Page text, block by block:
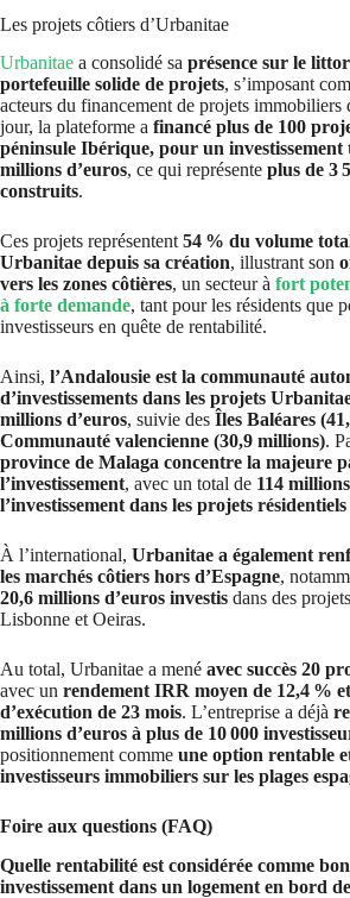
Les projets côtiers d’Urbanitae
Urbanitae a consolidé sa présence sur le
portefeuille solide de projets, s’imposant
acteurs du financement de projets immobiliers
jour, la plateforme a financé plus de 100
péninsule Ibérique, pour un
millions d’euros, ce qui représente plus de 3
construits.
Ces projets représentent 54 % du volume
Urbanitae depuis sa création, illustrant son
vers les zones côtières, un secteur à fort
à forte demande, tant pour les résidents que
investisseurs en quête de rentabilité.
Ainsi, l’Andalousie est la communauté
d’investissements dans les projets
millions d’euros, suivie des Îles Baléares
Communauté valencienne (30,9 millions).
province de Malaga concentre la majeure
l’investissement, avec un total de 114
l’investissement dans les projets
À l’international, Urbanitae a également
les marchés côtiers hors d’Espagne,
20,6 millions d’euros investis dans des
Lisbonne et Oeiras.
Au total, Urbanitae a mené avec succès 20
avec un rendement IRR moyen de 12,4 %
d’exécution de 23 mois. L’entreprise a déjà
millions d’euros à plus de 10 000
positionnement comme une option rentable
investisseurs immobiliers sur les plages
Foire aux questions (FAQ)
Quelle rentabilité est considérée comme
investissement dans un logement en bord